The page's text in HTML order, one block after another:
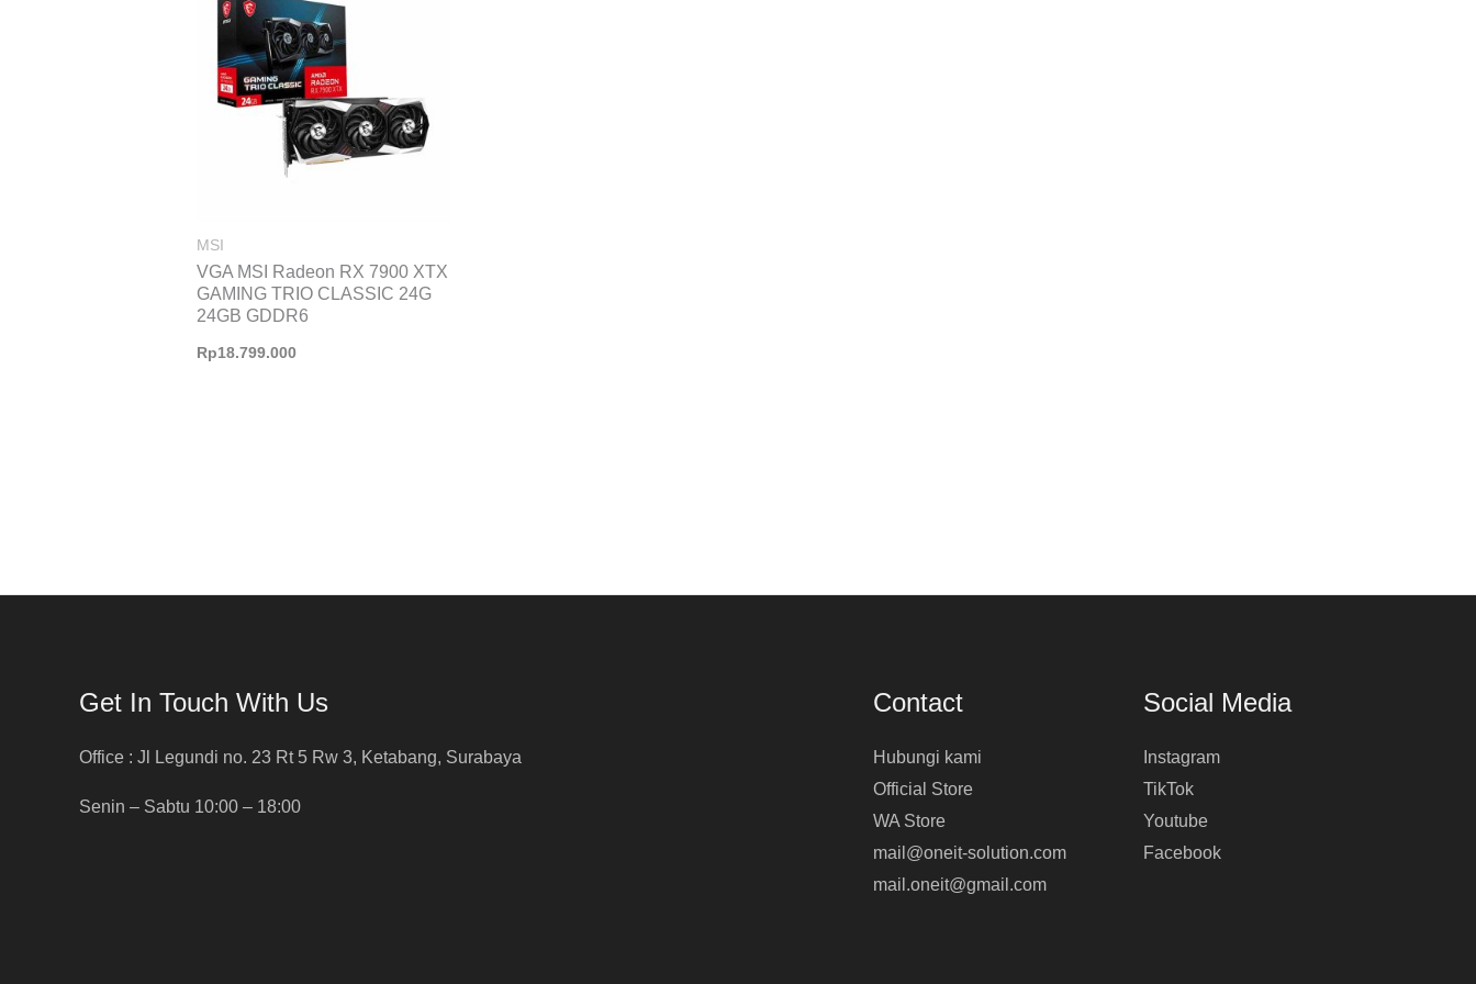
MSI
VGA MSI Radeon RX 7900 XTX
GAMING TRIO CLASSIC 24G
24GB GDDR6
Rp18.799.000
Get In Touch With Us
Office : Jl Legundi no. 23 Rt 5 Rw 3, Ketabang, Surabaya
Senin – Sabtu 10:00 – 18:00
Contact
Hubungi kami
Official Store
WA Store
mail@oneit-solution.com
mail.oneit@gmail.com
Social Media
Instagram
TikTok
Youtube
Facebook